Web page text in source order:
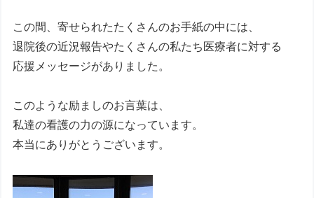
この間、寄せられたたくさんのお手紙の中には、
退院後の近況報告やたくさんの私たち医療者に対する
応援メッセージがありました。
このような励ましのお言葉は、
私達の看護の力の源になっています。
本当にありがとうございます。